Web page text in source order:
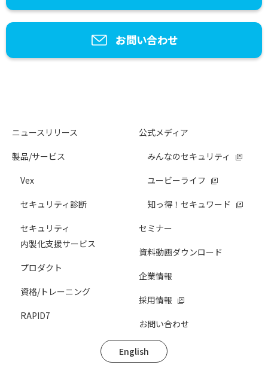
お問い合わせ
ニュースリリース
製品/サービス
Vex
セキュリティ診断
セキュリティ
内製化支援サービス
プロダクト
資格/トレーニング
RAPID7
公式メディア
みんなのセキュリティ
ユービーライフ
知っ得！セキュワード
セミナー
資料動画ダウンロード
企業情報
採用情報
お問い合わせ
English